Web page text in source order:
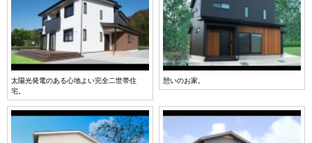
太陽光発電のある心地よい完全二世帯住
宅。
憩いのお家。